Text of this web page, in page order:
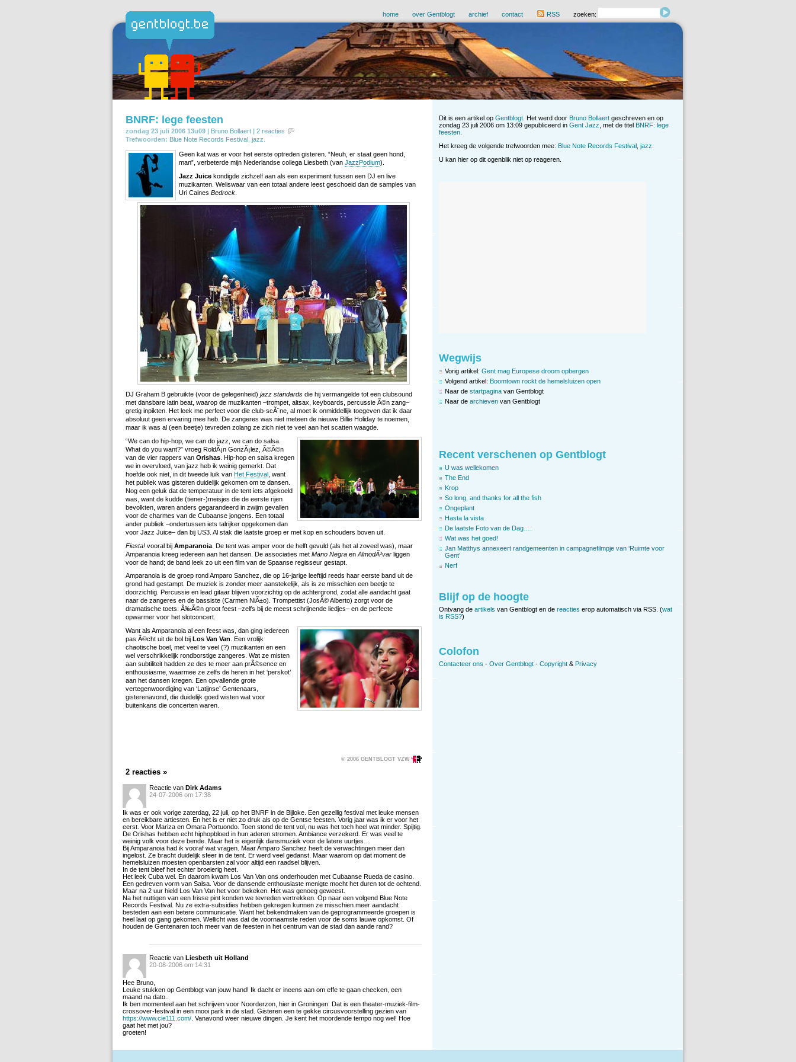
home over Gentblogt archief contact RSS zoeken:
BNRF: lege feesten
zondag 23 juli 2006 13u09 | Bruno Bollaert | 2 reacties
Trefwoorden: Blue Note Records Festival jazz
Geen kat was er voor het eerste optreden gisteren. “Neuh, er staat geen hond,
man”, verbeterde mijn Nederlandse collega Liesbeth (van JazzPodium).
Jazz Juice kondigde zichzelf aan als een experiment tussen een DJ en live
muzikanten. Weliswaar van een totaal andere leest geschoeid dan de samples van
Uri Caines Bedrock
DJ Graham B gebruikte (voor de gelegenheid) jazz standards die hij vermangelde tot een clubsound
met dansbare latin beat, waarop de muzikanten –trompet, altsax, keyboards, percussie Ã©n zang–
gretig inpikten. Het leek me perfect voor die club-scÃ¨ne, al moet ik onmiddellijk toegeven dat ik daar
absoluut geen ervaring mee heb. De zangeres was niet meteen de nieuwe Billie Holiday te noemen,
maar ik was al (een beetje) tevreden zolang ze zich niet te veel aan het scatten waagde.
“We can do hip-hop, we can do jazz, we can do salsa.
What do you want?” vroeg RoldÃ¡n GonzÃ¡lez, Ã©Ã©n
van de vier rappers van Orishas . Hip-hop en salsa kregen
we in overvloed, van jazz heb ik weinig gemerkt. Dat
hoefde ook niet, in dit tweede luik van Het Festival , want
het publiek was gisteren duidelijk gekomen om te dansen.
Nog een geluk dat de temperatuur in de tent iets afgekoeld
was, want de kudde (tiener-)meisjes die de eerste rijen
bevolkten, waren anders gegarandeerd in zwijm gevallen
voor de charmes van de Cubaanse jongens. Een totaal
ander publiek –ondertussen iets talrijker opgekomen dan
voor Jazz Juice– dan bij US3. Al stak die laatste groep er met kop en schouders boven uit.
Fiesta! vooral bij Amparanoia . De tent was amper voor de helft gevuld (als het al zoveel was), maar
Amparanoia kreeg iedereen aan het dansen. De associaties met Mano Negra en AlmodÃ³var liggen
voor de hand; de band leek zo uit een film van de Spaanse regisseur gestapt.
Amparanoia is de groep rond Amparo Sanchez, die op 16-jarige leeftijd reeds haar eerste band uit de
grond had gestampt. De muziek is zonder meer aanstekelijk, als is ze misschien een beetje te
doorzichtig. Percussie en lead gitaar blijven voorzichtig op de achtergrond, zodat alle aandacht gaat
naar de zangeres en de bassiste (Carmen NiÃ±o). Trompettist (JosÃ© Alberto) zorgt voor de
dramatische toets. Ã‰Ã©n groot feest –zelfs bij de meest schrijnende liedjes– en de perfecte
opwarmer voor het slotconcert.
Want als Amparanoia al een feest was, dan ging iedereen
pas Ã©cht uit de bol bij Los Van Van. Een vrolijk
chaotische boel, met veel te veel (?) muzikanten en een
wel verschrikkelijk rondborstige zangeres. Wat ze misten
aan subtiliteit hadden ze des te meer aan prÃ©sence en
enthousiasme, waarmee ze zelfs de heren in het ‘perskot’
aan het dansen kregen. Een opvallende grote
vertegenwoordiging van ‘Latijnse’ Gentenaars,
gisterenavond, die duidelijk goed wisten wat voor
buitenkans die concerten waren.
© 2006 GENTBLOGT VZW
2 reacties »
Reactie van Dirk Adams
24-07-2006 om 17:38
Ik was er ook vorige zaterdag, 22 juli, op het BNRF in de Bijloke. Een gezellig festival met leuke mensen
en bereikbare artiesten. En het is er niet zo druk als op de Gentse feesten. Vorig jaar was ik er voor het
eerst. Voor Mariza en Omara Portuondo. Toen stond de tent vol, nu was het toch heel wat minder. Spijtig.
De Orishas hebben echt hiphopbloed in hun aderen stromen. Ambiance verzekerd. Er was veel te
weinig volk voor deze bende. Maar het is eigenlijk dansmuziek voor de latere uurtjes…
Bij Amparanoia had ik vooraf wat vragen. Maar Amparo Sanchez heeft de verwachtingen meer dan
ingelost. Ze bracht duidelijk sfeer in de tent. Er werd veel gedanst. Maar waarom op dat moment de
hemelsluizen moesten openbarsten zal voor altijd een raadsel blijven.
In de tent bleef het echter broeierig heet.
Het leek Cuba wel. En daarom kwam Los Van Van ons onderhouden met Cubaanse Rueda de casino.
Een gedreven vorm van Salsa. Voor de dansende enthousiaste menigte mocht het duren tot de ochtend.
Maar na 2 uur hield Los Van Van het voor bekeken. Het was genoeg geweest.
Na het nuttigen van een frisse pint konden we tevreden vertrekken. Op naar een volgend Blue Note
Records Festival. Nu ze extra-subsidies hebben gekregen kunnen ze misschien meer aandacht
besteden aan een betere communicatie. Want het bekendmaken van de geprogrammeerde groepen is
heel laat op gang gekomen. Wellicht was dat de voornaamste reden voor de soms lauwe opkomst. Of
houden de Gentenaren toch meer van de feesten in het centrum van de stad dan aande rand?
Reactie van Liesbeth uit Holland
20-08-2006 om 14:31
Hee Bruno,
Leuke stukken op Gentblogt van jouw hand! Ik dacht er ineens aan om effe te gaan checken, een
maand na dato..
Ik ben momenteel aan het schrijven voor Noorderzon, hier in Groningen. Dat is een theater-muziek-film-
crossover-festival in een mooi park in de stad. Gisteren een te gekke circusvoorstelling gezien van
https://www.cie111.com/ . Vanavond weer nieuwe dingen. Je kent het moordende tempo nog wel! Hoe
gaat het met jou?
groeten!
Dit is een artikel op Gentblogt . Het werd door Bruno Bollaert geschreven en op
zondag 23 juli 2006 om 13:09 gepubliceerd in Gent Jazz , met de titel BNRF: lege
feesten
Het kreeg de volgende trefwoorden mee: Blue Note Records Festival jazz
U kan hier op dit ogenblik niet op reageren.
Wegwijs
Vorig artikel: Gent mag Europese droom opbergen
Volgend artikel: Boomtown rockt de hemelsluizen open
Naar de startpagina van Gentblogt
Naar de archieven van Gentblogt
Recent verschenen op Gentblogt
U was wellekomen
The End
Krop
So long, and thanks for all the fish
Ongeplant
Hasta la vista
De laatste Foto van de Dag….
Wat was het goed!
Jan Matthys annexeert randgemeenten in campagnefilmpje van ‘Ruimte voor
Gent’
Nerf
Blijf op de hoogte
Ontvang de artikels van Gentblogt en de reacties erop automatisch via RSS. (wat
is RSS?)
Colofon
Contacteer ons - Over Gentblogt - Copyright & Privacy